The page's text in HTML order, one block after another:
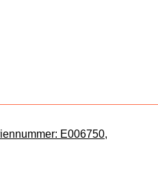
E006750,